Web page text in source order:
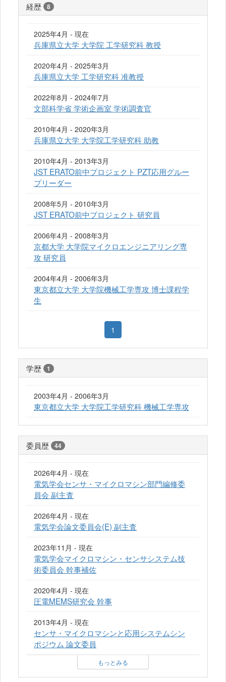
経歴 8
2025年4月 - 現在
兵庫県立大学 大学院 工学研究科 教授
2020年4月 - 2025年3月
兵庫県立大学 工学研究科 准教授
2022年8月 - 2024年7月
文部科学省 学術企画室 学術調査官
2010年4月 - 2020年3月
兵庫県立大学 大学院工学研究科 助教
2010年4月 - 2013年3月
JST ERATO前中プロジェクト PZT応用グルー
プリーダー
2008年5月 - 2010年3月
JST ERATO前中プロジェクト 研究員
2006年4月 - 2008年3月
京都大学 大学院マイクロエンジニアリング専
攻 研究員
2004年4月 - 2006年3月
東京都立大学 大学院機械工学専攻 博士課程学
生
1
学歴 1
2003年4月 - 2006年3月
東京都立大学 大学院工学研究科 機械工学専攻
委員歴 44
2026年4月 - 現在
電気学会センサ・マイクロマシン部門編修委
員会 副主査
2026年4月 - 現在
電気学会論文委員会(E) 副主査
2023年11月 - 現在
電気学会マイクロマシン・センサシステム技
術委員会 幹事補佐
2020年4月 - 現在
圧電MEMS研究会 幹事
2013年4月 - 現在
センサ・マイクロマシンと応用システムシン
ポジウム 論文委員
もっとみる